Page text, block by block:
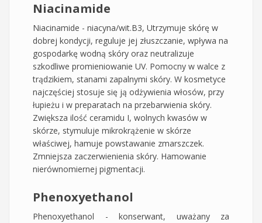
Niacinamide
Niacinamide - niacyna/wit.B3, Utrzymuje skórę w
dobrej kondycji, reguluje jej złuszczanie, wpływa na
gospodarkę wodną skóry oraz neutralizuje
szkodliwe promieniowanie UV. Pomocny w walce z
trądzikiem, stanami zapalnymi skóry. W kosmetyce
najczęściej stosuje się ją odżywienia włosów, przy
łupieżu i w preparatach na przebarwienia skóry.
Zwiększa ilość ceramidu I, wolnych kwasów w
skórze, stymuluje mikrokrążenie w skórze
właściwej, hamuje powstawanie zmarszczek.
Zmniejsza zaczerwienienia skóry. Hamowanie
nierównomiernej pigmentacji.
Phenoxyethanol
Phenoxyethanol - konserwant, uważany za